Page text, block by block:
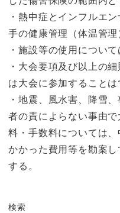
・熱中症とインフルエ
手の健康管理（体温管理
・施設等の使用につい
・大会要項及び以上の
は大会に参加することは
・地震、風水害、降雪
者の責によらない事由
料・手数料については
かかった費用等を勘案
する。
検索